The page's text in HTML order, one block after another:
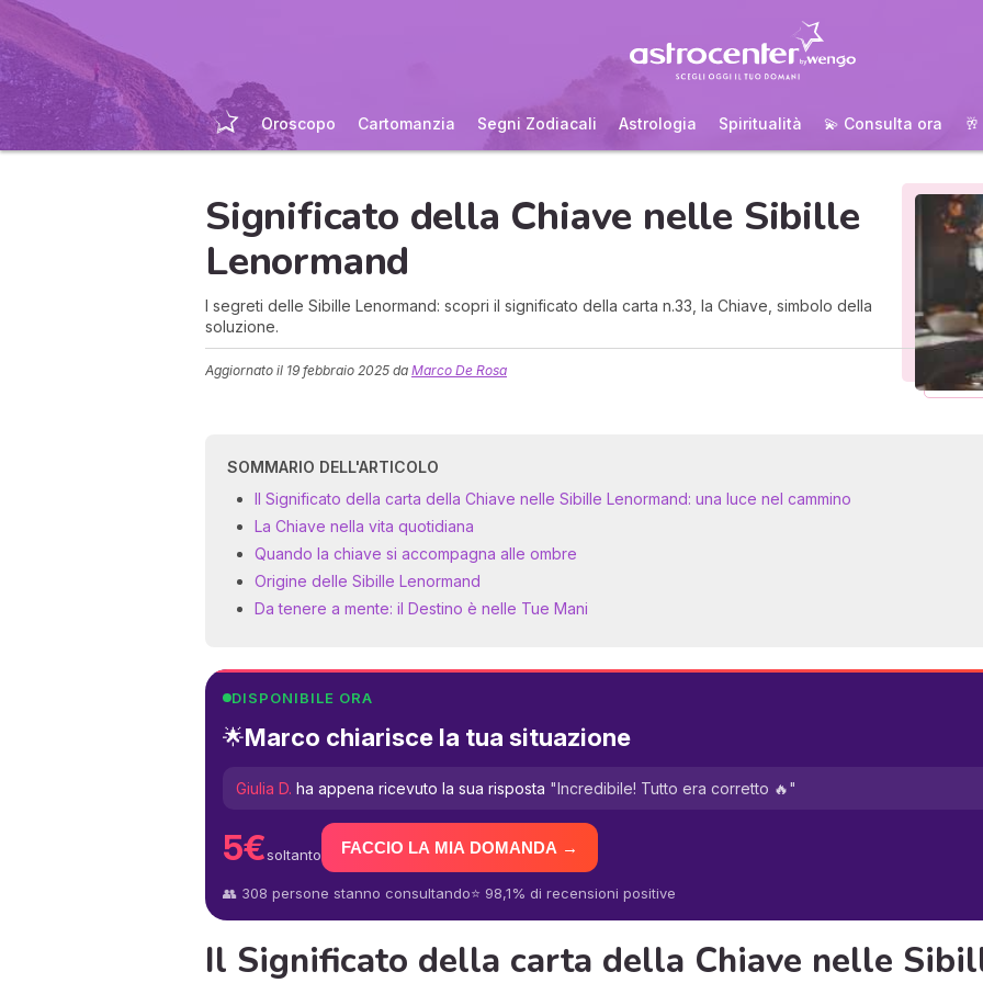
Oroscopo Cartomanzia Segni Zodiacali Astrologia Spiritualità 💫 Consulta ora
Significato della Chiave nelle Sibille
Lenormand
I segreti delle Sibille Lenormand: scopri il significato della carta n.33, la Chiave, simbolo della
soluzione.
Aggiornato il 19 febbraio 2025 da Marco De Rosa
SOMMARIO DELL'ARTICOLO
Il Significato della carta della Chiave nelle Sibille Lenormand: una luce nel cammino
La Chiave nella vita quotidiana
Quando la chiave si accompagna alle ombre
Origine delle Sibille Lenormand
Da tenere a mente: il Destino è nelle Tue Mani
DISPONIBILE ORA
🌟Marco chiarisce la tua situazione
Giulia D. ha appena ricevuto la sua risposta "Incredibile! Tutto era corretto 🔥"
5€soltanto FACCIO LA MIA DOMANDA →
👥 308 persone stanno consultando⭐ 98,1% di recensioni positive
Il Significato della carta della Chiave nelle